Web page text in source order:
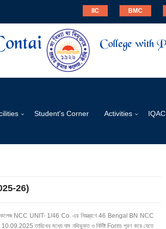
IIC BMC
Student's Corner Activities IQAC
26)
কুমার কলেজ NCC UNIT- 1/46 Co. এর নিয়ন্ত্রণে 46 Bengal BN NCC
তারিখের মধ্যে নাম নথিভুক্ত ও নির্দিষ্ট Form পূরণ করে যেতে